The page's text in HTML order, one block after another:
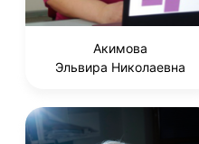
Акимова
Эльвира Николаевна